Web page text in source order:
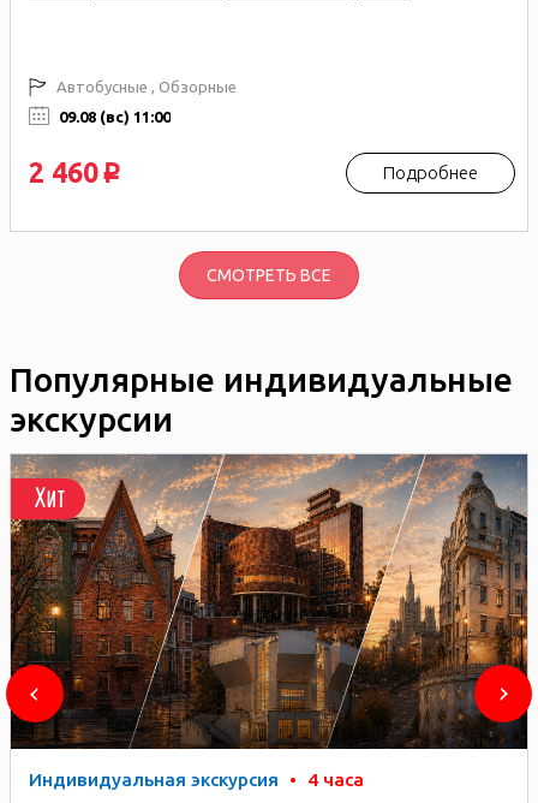
Автобусные , Обзорные
09.08 (вс) 11:00
2 460 p Подробнее
СМОТРЕТЬ ВСЕ
Популярные индивидуальные
экскурсии
Хит
Индивидуальная экскурсия • 4 часа